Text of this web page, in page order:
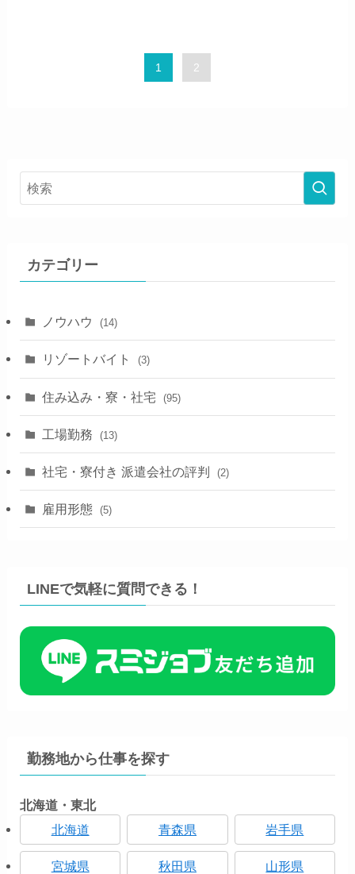
1 2
カテゴリー
ノウハウ (14)
リゾートバイト (3)
住み込み・寮・社宅 (95)
工場勤務 (13)
社宅・寮付き 派遣会社の評判 (2)
雇用形態 (5)
LINEで気軽に質問できる！
勤務地から仕事を探す
北海道・東北
北海道
青森県 岩手県
宮城県 秋田県 山形県